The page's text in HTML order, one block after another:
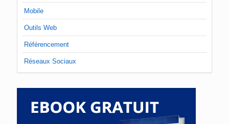
Mobile
Outils Web
Référencement
Réseaux Sociaux